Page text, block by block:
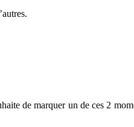
de marquer un de ces 2